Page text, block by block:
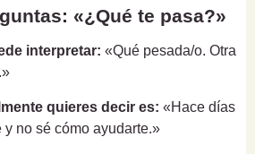
«¿Qué te pasa?»
interpretar: «Qué pesada/o. Otra
quieres decir es: «Hace días
y no sé cómo ayudarte.»